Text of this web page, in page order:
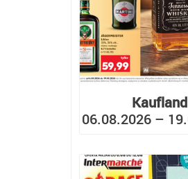
Kaufland
06.08.2026 –